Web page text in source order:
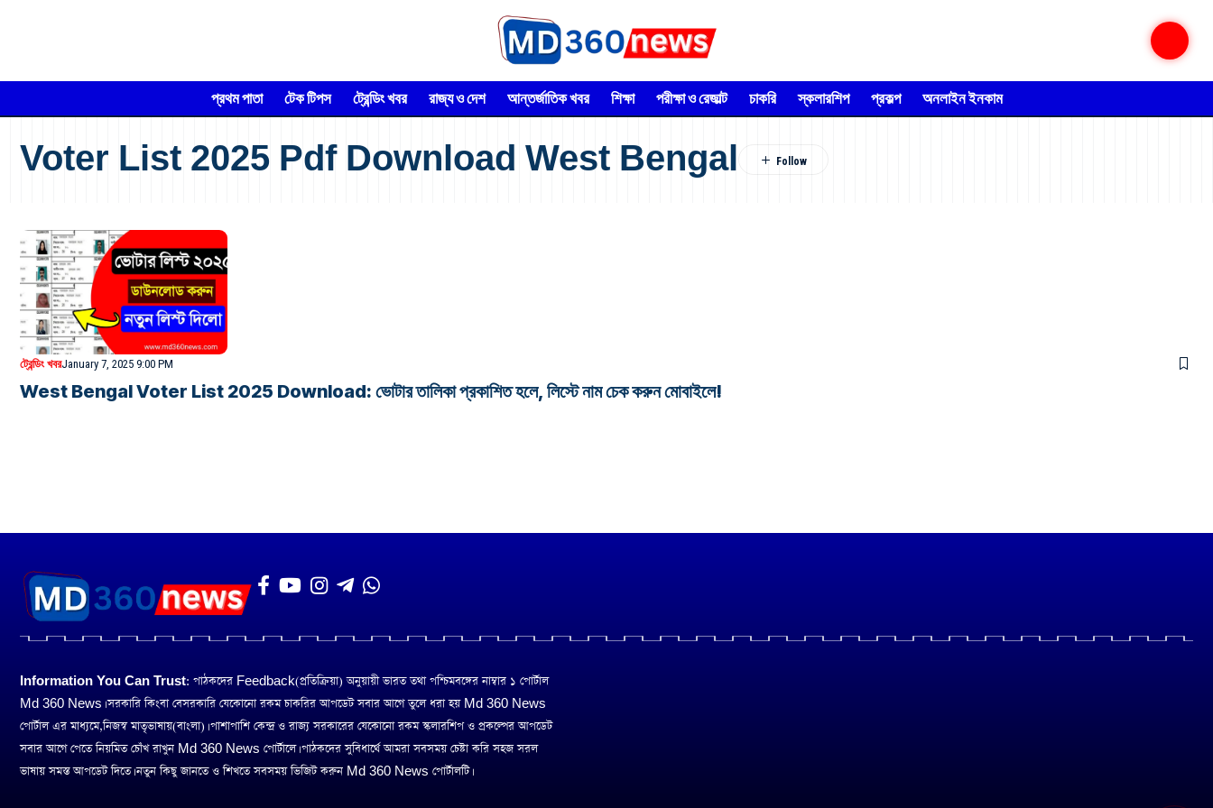
প্রথম পাতা টেক টিপস ট্রেন্ডিং খবর রাজ্য ও দেশ আন্তর্জাতিক খবর শিক্ষা পরীক্ষা ও রেজাল্ট চাকরি স্কলারশিপ প্রকল্প অনলাইন ইনকাম
Voter List 2025 Pdf Download West Bengal
ট্রেন্ডিং খবরJanuary 7, 2025 9:00 PM
West Bengal Voter List 2025 Download: ভোটার তালিকা প্রকাশিত হলে, লিস্টে নাম চেক করুন মোবাইলে!
Information You Can Trust: পাঠকদের Feedback(প্রতিক্রিয়া) অনুয়ায়ী ভারত তথা পশ্চিমবঙ্গের নাম্বার ১ পোর্টাল
Md 360 News। সরকারি কিংবা বেসরকারি যেকোনো রকম চাকরির আপডেট সবার আগে তুলে ধরা হয় Md 360 News
পোর্টাল এর মাধ্যমে,নিজস্ব মাতৃভাষায়(বাংলা)। পাশাপাশি কেন্দ্র ও রাজ্য সরকারের যেকোনো রকম স্কলারশিপ ও প্রকল্পের আপডেট
সবার আগে পেতে নিয়মিত চোঁখ রাখুন Md 360 News পোর্টালে। পাঠকদের সুবিধার্থে আমরা সবসময় চেষ্টা করি সহজ সরল
ভাষায় সমস্ত আপডেট দিতে। নতুন কিছু জানতে ও শিখতে সবসময় ভিজিট করুন Md 360 News পোর্টালটি।